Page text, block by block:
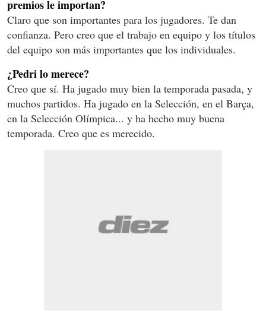
premios le importan?
Claro que son importantes para los jugadores. Te dan
confianza. Pero creo que el trabajo en equipo y los títulos
del equipo son más importantes que los individuales.
¿Pedri lo merece?
Creo que sí. Ha jugado muy bien la temporada pasada, y
muchos partidos. Ha jugado en la Selección, en el Barça,
en la Selección Olímpica... y ha hecho muy buena
temporada. Creo que es merecido.